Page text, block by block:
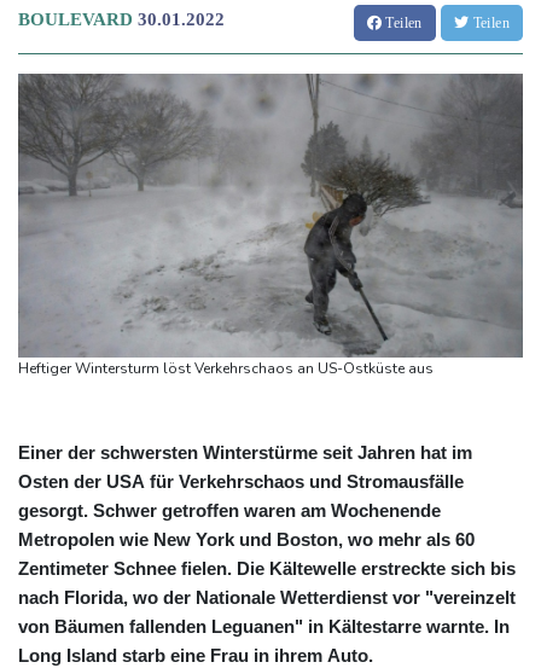
BOULEVARD 30.01.2022 Teilen Teilen
Heftiger Wintersturm löst Verkehrschaos an US-Ostküste aus
Einer der schwersten Winterstürme seit Jahren hat im
Osten der USA für Verkehrschaos und Stromausfälle
gesorgt. Schwer getroffen waren am Wochenende
Metropolen wie New York und Boston, wo mehr als 60
Zentimeter Schnee fielen. Die Kältewelle erstreckte sich bis
nach Florida, wo der Nationale Wetterdienst vor "vereinzelt
von Bäumen fallenden Leguanen" in Kältestarre warnte. In
Long Island starb eine Frau in ihrem Auto.